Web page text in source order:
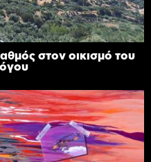
στον οικισμό του